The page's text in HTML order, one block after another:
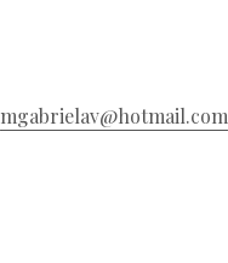
mgabrielav@hotmail.com